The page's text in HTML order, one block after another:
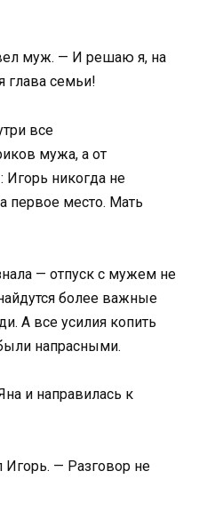
муж. — И решаю я, на
глава семьи!
все
мужа, а от
Игорь никогда не
первое место. Мать
— отпуск с мужем не
более важные
А все усилия копить
напрасными.
и направилась к
— Разговор не